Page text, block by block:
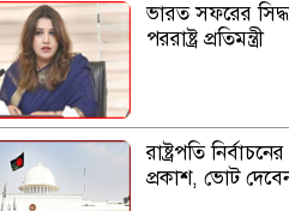
ভারত সফরের
পররাষ্ট্র প্রতিমন্ত্রী
রাষ্ট্রপতি
প্রকাশ, ভোট